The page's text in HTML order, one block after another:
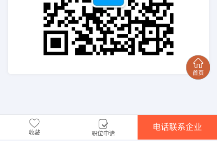
收藏 职位申请
电话联系企业